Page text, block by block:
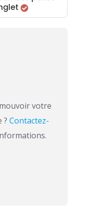
votre
? Contactez-